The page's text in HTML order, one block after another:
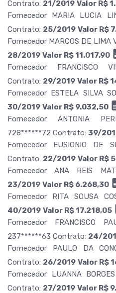
Contrato: 21/2019 Valor R$
Fornecedor MARIA LUCIA
Contrato: 25/2019 Valor R$
Fornecedor MARCOS DE
28/2019 Valor R$ 11.017,90
Fornecedor FRANCISCO
Contrato: 29/2019 Valor R$
Fornecedor ESTELA SILVA
30/2019 Valor R$ 9.032,50
Fornecedor ANTONIA
728******72 Contrato: 39/
Fornecedor EUSIONIO DE
Contrato: 22/2019 Valor R$
Fornecedor ANA REIS
23/2019 Valor R$ 6.268,30
Fornecedor RITA SOUSA
40/2019 Valor R$ 17.218,05
Fornecedor FRANCISCO
237******63 Contrato: 24/
Fornecedor PAULO DA
Contrato: 26/2019 Valor R$
Fornecedor LUANNA
Contrato: 27/2019 Valor R$